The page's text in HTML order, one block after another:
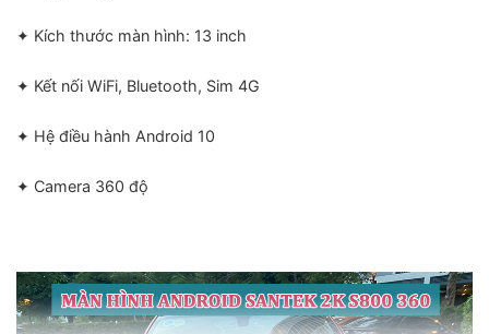
✦ Kích thước màn hình: 13 inch
✦ Kết nối WiFi, Bluetooth, Sim 4G
✦ Hệ điều hành Android 10
✦ Camera 360 độ